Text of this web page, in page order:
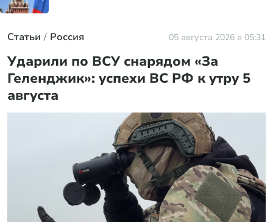
Статьи Россия 05 августа 2026 в 05:31
Ударили по ВСУ снарядом «За
Геленджик»: успехи ВС РФ к утру 5
августа